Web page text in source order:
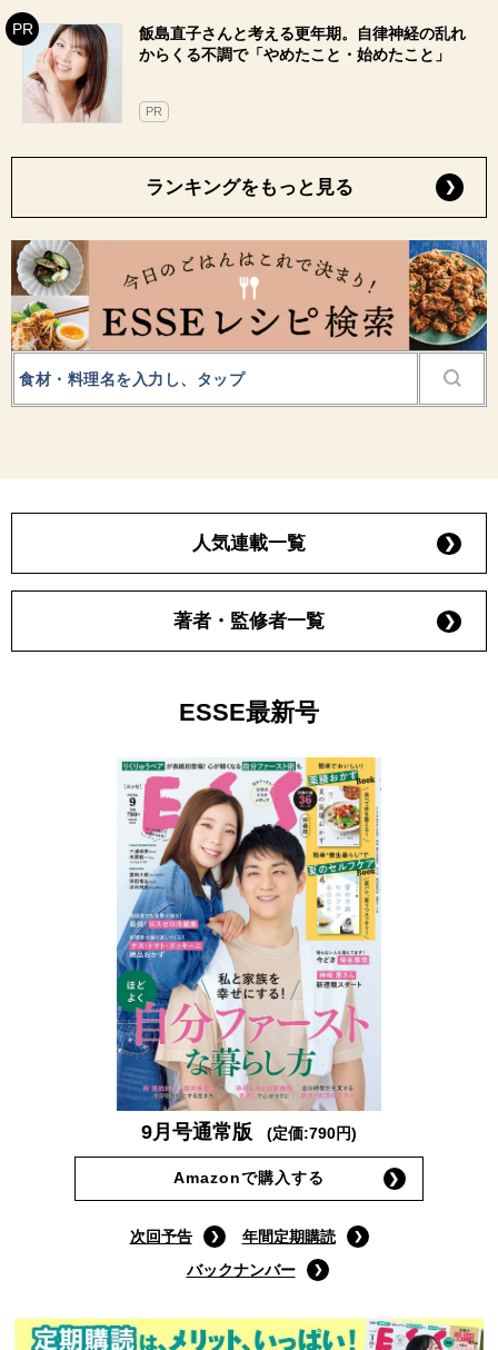
飯島直子さんと考える更年期。自律神経の乱れ
からくる不調で「やめたこと・始めたこと」
PR
ランキングをもっと見る
人気連載一覧
著者・監修者一覧
ESSE最新号
9月号通常版 (定価:790円)
Amazonで購入する
次回予告
年間定期購読
バックナンバー